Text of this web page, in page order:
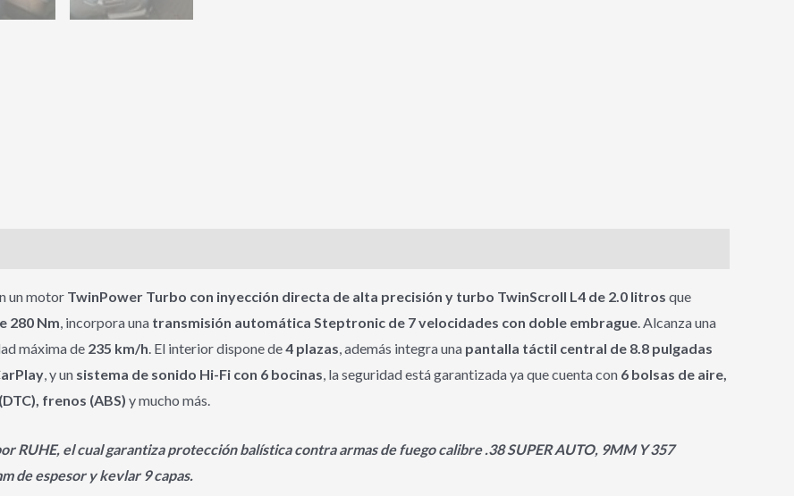
un motor TwinPower Turbo con inyección directa de alta precisión y turbo TwinScroll L4 de 2.0 litros que
280 Nm, incorpora una transmisión automática Steptronic de 7 velocidades con doble embrague. Alcanza una
máxima de 235 km/h. El interior dispone de4 plazas, además integra una pantalla táctil central de 8.8 pulgadas
, y un sistema de sonido Hi-Fi con 6 bocinas, la seguridad está garantizada ya que cuenta con 6 bolsas de aire,
frenos (ABS) y mucho más.
RUHE, el cual garantiza protección balística contra armas de fuego calibre .38 SUPER AUTO, 9MM Y 357
de espesor y kevlar 9 capas.